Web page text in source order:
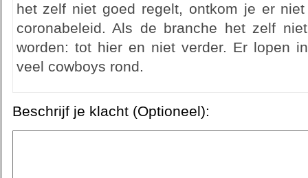
het zelf niet goed regelt, ontkom je er
coronabeleid. Als de branche het zelf
worden: tot hier en niet verder. Er lopen
veel cowboys rond.
Beschrijf je klacht (Optioneel):